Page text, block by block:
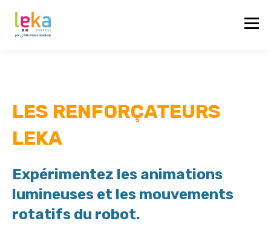
LES RENFORÇATEURS
LEKA
Expérimentez les animations
lumineuses et les mouvements
rotatifs du robot.